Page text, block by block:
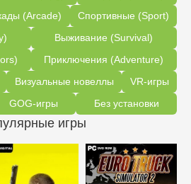
(Arcade)
Спортивные (Sport)
Выживание (Survival)
Приключения (Adventure)
Визуальные новеллы
VR-игры
GOG-игры Без установки
игры